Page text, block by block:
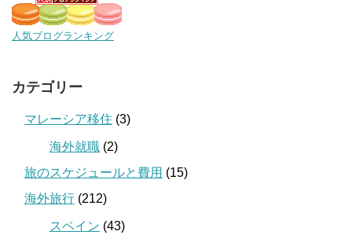
人気ブログランキング
カテゴリー
マレーシア移住 (3)
海外就職 (2)
旅のスケジュールと費用 (15)
海外旅行 (212)
スペイン (43)